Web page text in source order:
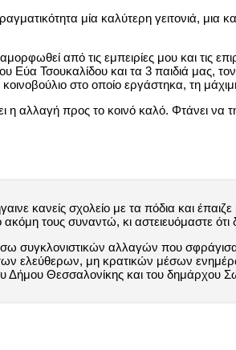
μία καλύτερη γειτονιά,
από τις εμπειρίες μου και τις
Τσουκαλίδου και τα 3 παιδιά μας,
στο οποίο εργάστηκα, τη
αλλαγή προς το κοινό καλό. Φτάνει
κανείς σχολείο με τα πόδια και
τους συναντώ, κι αστειευόμαστε
συγκλονιστικών αλλαγών που
ελεύθερων, μη κρατικών μέσων
Δήμου Θεσσαλονίκης και του δημάρχου